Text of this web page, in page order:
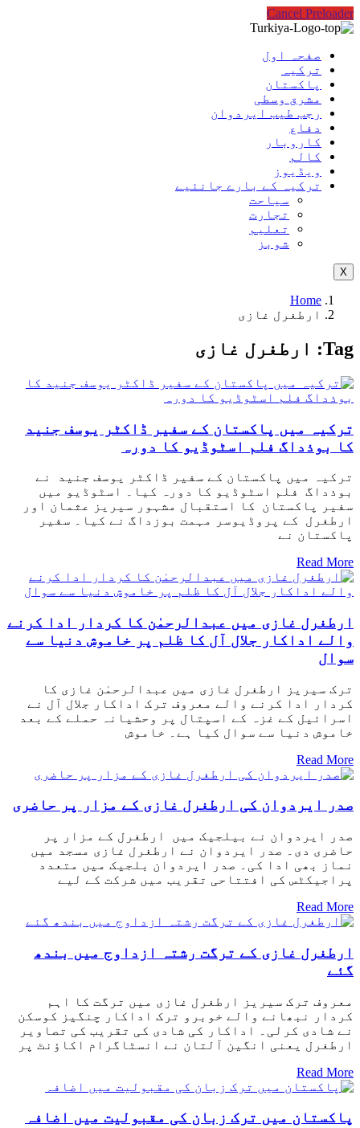
Cancel Preloader
صفحہ اول
ترکیہ
پاکستان
مشرق وسطی
رجب طیب ایردوان
دفاع
کاروبار
کالم
ویڈیوز
ترکیہ کے بارے جانئیے
سیاحت
تجارت
تعلیم
شوبز
X
Home
ارطغرل غازی
Tag: ارطغرل غازی
ترکیہ میں پاکستان کے سفیر ڈاکٹر یوسف جنید
کا بوذداگ فلم اسٹوڈیو کا دورہ
ترکیہ میں پاکستان کے سفیر ڈاکٹر یوسف جنید نے
بوذداگ فلم اسٹوڈیو کا دورہ کیا۔ اسٹوڈیو میں
سفیر پاکستان کا استقبال مشہور سیریز عثمان اور
ارطغرل کے پروڈیوسر مہمت بوزداگ نے کیا۔ سفیر
پاکستان نے
Read More
ارطغرل غازی میں عبدالرحمٰن کا کردار ادا کرنے
والے اداکار جلال آل کا ظلم پر خاموش دنیا سے
سوال
ترک سیریز ارطغرل غازی میں عبدالرحمٰن غازی کا
کردار ادا کرنے والے معروف ترک اداکار جلال آل نے
اسرائیل کے غزہ کے اسپتال پر وحشیانہ حملے کے بعد
خاموش دنیا سے سوال کیا ہے۔ خاموش
Read More
صدر ایردوان کی ارطغرل غازی کے مزار پر حاضری
صدر ایردوان نے بیلجیک میں ارطغرل کے مزار پر
حاضری دی۔ صدر ایردوان نے ارطغرل غازی مسجد میں
نماز بھی ادا کی۔ صدر ایردوان بلجیک میں متعدد
پراجیکٹس کی افتتاحی تقریب میں شرکت کے لیے
Read More
ارطغرل غازی کے ترگت رشتہ ازداوج میں بندھ
گئے
معروف ترک سیریز ارطغرل غازی میں ترگت کا اہم
کردار نبھانے والے خوبرو ترک اداکار چنگیز کوسکن
نے شادی کرلی۔ اداکار کی شادی کی تقریب کی تصاویر
ارطغرل یعنی انگین آلتان نے انسٹاگرام اکاؤنٹ پر
Read More
پاکستان میں ترک زبان کی مقبولیت میں اضافہ